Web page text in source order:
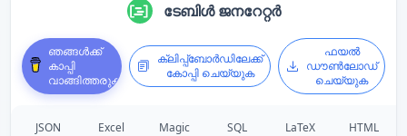
ടേബിൾ ജനറേറ്റർ
ഞങ്ങൾക്ക്
കാപ്പി
വാങ്ങിത്തരുക
ക്ലിപ്പ്ബോർഡിലേക്ക്
കോപ്പി ചെയ്യുക
ഫയൽ
ഡൗൺലോഡ്
ചെയ്യുക
JSON Excel Magic SQL LaTeX HTML